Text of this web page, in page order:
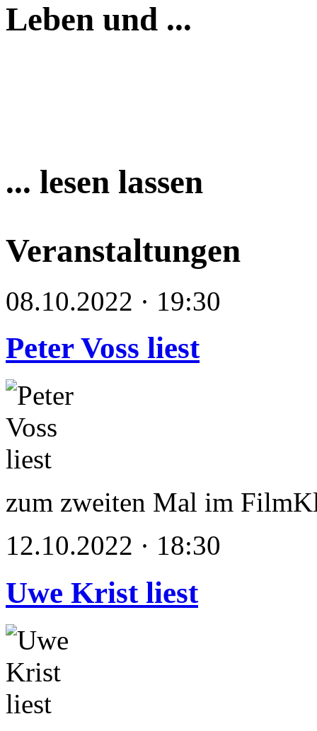
Leben und ...
... lesen lassen
Veranstaltungen
08.10.2022 · 19:30
Peter Voss liest
zum zweiten Mal im
12.10.2022 · 18:30
Uwe Krist liest